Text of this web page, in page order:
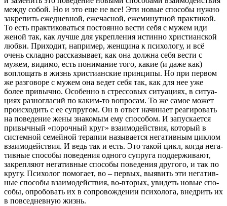
меж­ду собой. Но и это еще не все! Эти новые спо­со­бы нуж­но
закре­пить еже­днев­ной, еже­час­ной, еже­ми­нут­ной прак­ти­кой.
То есть прак­ти­ко­вать­ся посто­ян­но вести себя с мужем иди
женой так, как луч­ше для укреп­ле­ния истин­но хри­сти­ан­ской
люб­ви. При­хо­дит, напри­мер, жен­щи­на к пси­хо­ло­гу, и всё
очень склад­но рас­ска­зы­ва­ет, как она долж­на себя вести с
мужем, види­мо, есть пони­ма­ние того, какие (и даже как)
вопло­щать в жизнь хри­сти­ан­ские прин­ци­пы. Но при пер­вом
же раз­го­во­ре с мужем она ведет себя так, как для нее уже
более при­выч­но. Осо­бен­но в стрес­со­вых ситу­а­ци­ях, в ситу­а­
ци­ях раз­но­гла­сий по каким-то вопро­сам. То же самое может
про­ис­хо­дить с ее супру­гом. Он в ответ начи­на­ет реа­ги­ро­вать
на пове­де­ние жены зна­ко­мым ему спо­со­бом. И запус­ка­ет­ся
при­выч­ный «пороч­ный круг» вза­и­мо­дей­ствия, кото­рый в
систем­ной семей­ной тера­пии назы­ва­ет­ся нега­тив­ным цик­лом
вза­и­мо­дей­ствия. И ведь так и есть. Это такой цикл, когда нега­
тив­ные спо­со­бы пове­де­ния одно­го супру­га под­дер­жи­ва­ют,
закреп­ля­ют нега­тив­ные спо­со­бы пове­де­ния дру­го­го, и так по
кру­гу. Пси­хо­лог помо­га­ет, во – пер­вых, выявить эти нега­тив­
ные спо­со­бы вза­и­мо­дей­ствия, во-вто­рых, уви­деть новые спо­
со­бы, опро­бо­вать их в сопро­вож­де­нии пси­хо­ло­га, внед­рить их
в повсе­днев­ную жизнь.